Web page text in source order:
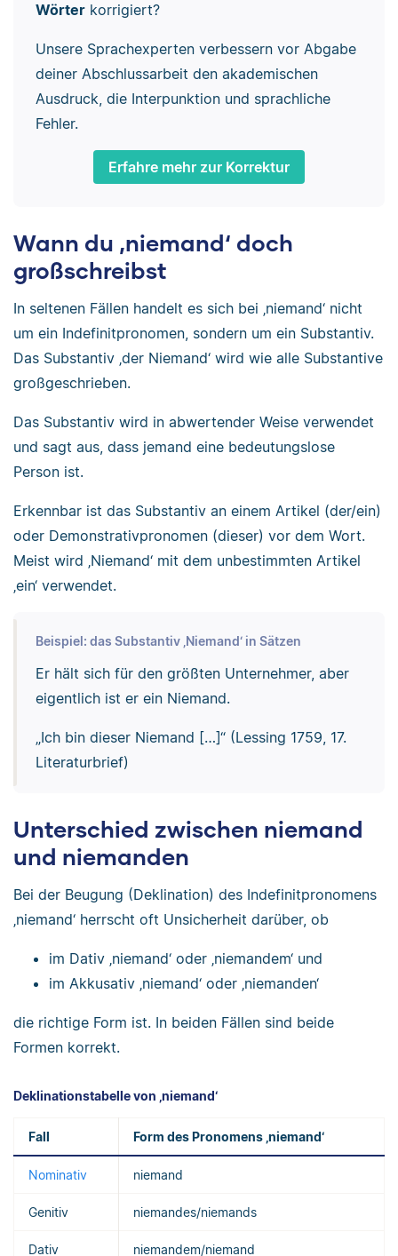
Wörterkorrigiert?
Unsere Sprachexperten verbessern vor Abgabe
deiner Abschlussarbeit den akademischen
Ausdruck, die Interpunktion und sprachliche
Fehler.
Erfahre mehr zur Korrektur
Wann du ‚niemand‘ doch
großschreibst
In seltenen Fällen handelt es sich bei ‚niemand‘ nicht
um ein Indefinitpronomen, sondern um ein Substantiv.
Das Substantiv ‚der Niemand‘ wird wie alle Substantive
großgeschrieben.
Das Substantiv wird in abwertender Weise verwendet
und sagt aus, dass jemand eine bedeutungslose
Person ist.
Erkennbar ist das Substantiv an einem Artikel (der/ein)
oder Demonstrativpronomen (dieser) vor dem Wort.
Meist wird ‚Niemand‘ mit dem unbestimmten Artikel
‚ein‘ verwendet.
Beispiel: das Substantiv ‚Niemand‘ in Sätzen
Er hält sich für den größten Unternehmer, aber
eigentlich ist er ein Niemand.
„Ich bin dieser Niemand […]“ (Lessing 1759, 17.
Literaturbrief)
Unterschied zwischen niemand
und niemanden
Bei der Beugung (Deklination) des Indefinitpronomens
‚niemand‘ herrscht oft Unsicherheit darüber, ob
im Dativ ‚niemand‘ oder ‚niemandem‘ und
im Akkusativ ‚niemand‘ oder ‚niemanden‘
die richtige Form ist. In beiden Fällen sind beide
Formen korrekt.
Deklinationstabelle von ‚niemand‘
Fall Form des Pronomens ‚niemand‘
Nominativ niemand
Genitiv niemandes/niemands
Dativ niemandem/niemand